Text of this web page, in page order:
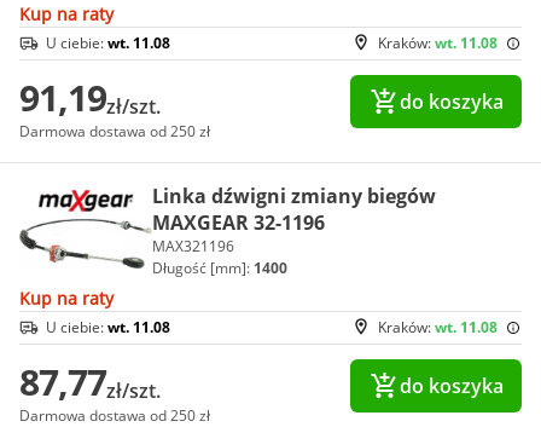
Kup na raty
Kraków:wt. 11.08
U ciebie:wt. 11.08
91,19zł/szt.
Darmowa dostawa od 250 zł
do koszyka
Linka dźwigni zmiany biegów
MAXGEAR 32-1196
MAX321196
Długość [mm]: 1400
Kup na raty
Kraków:wt. 11.08
U ciebie:wt. 11.08
87,77zł/szt.
Darmowa dostawa od 250 zł
do koszyka